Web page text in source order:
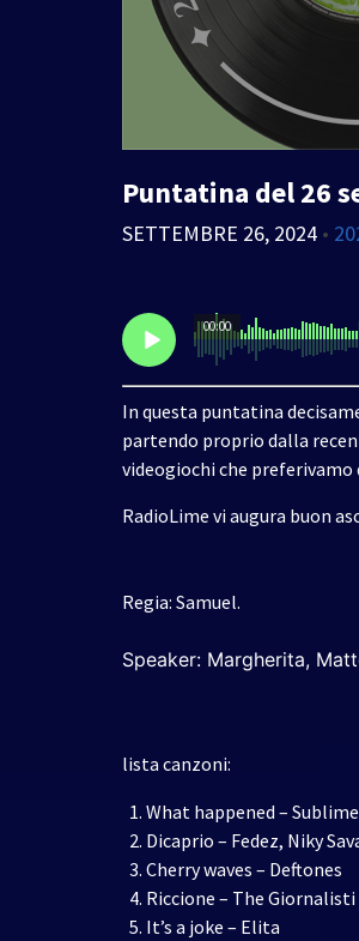
Puntatina del 26
SETTEMBRE 26, 2024 •
00:00
In questa puntatina
partendo proprio dalla
videogiochi che preferivamo
RadioLime vi augura buon
Regia: Samuel.
Speaker: Margherita,
lista canzoni:
What happened – Sublime
Dicaprio – Fedez, Niky
Cherry waves – Deftones
Riccione – The Giornalisti
It’s a joke – Elita